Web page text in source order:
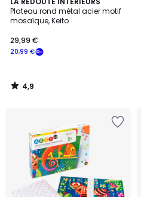
Plateau rond métal acier motif
mosaïque, Keito
20,99 €
29,99 €
/ 5
4,9
/